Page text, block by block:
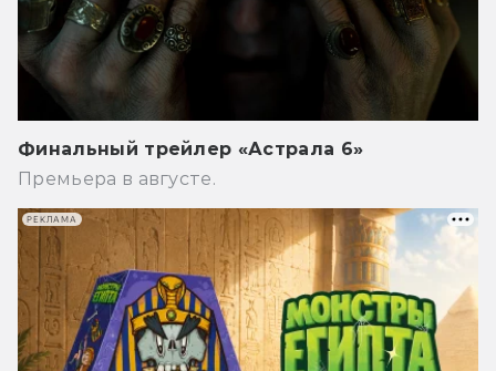
Финальный трейлер «Астрала 6»
Премьера в августе.
РЕКЛАМА